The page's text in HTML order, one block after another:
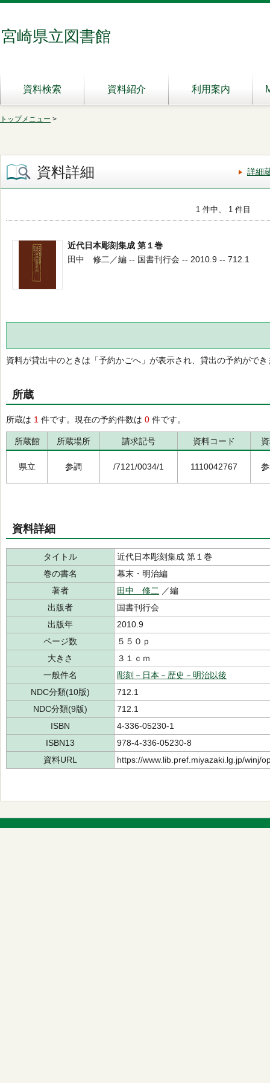
宮崎県立図書館
資料検索 資料紹介 利用案内
トップメニュー >
資料詳細 詳細
1 件中、 1 件目
近代日本彫刻集成 第１巻
田中 修二／編 -- 国書刊行会 -- 2010.9 -- 712.1
資料が貸出中のときは「予約かごへ」が表示され、貸出の予約ができ
所蔵
所蔵は 1 件です。現在の予約件数は 0 件です。
所蔵館 所蔵場所 請求記号 資料コード
県立 参調 /7121/0034/1 1110042767
資料詳細
タイトル
近代日本彫刻集成 第１巻
巻の書名
幕末・明治編
著者
田中 修二 ／編
出版者
国書刊行会
出版年
2010.9
ページ数
５５０ｐ
大きさ
３１ｃｍ
一般件名
彫刻－日本－歴史－明治以後
NDC分類(10版)
712.1
NDC分類(9版)
712.1
ISBN
4-336-05230-1
ISBN13
978-4-336-05230-8
資料URL
https://www.lib.pref.miyazaki.lg.jp/winj/